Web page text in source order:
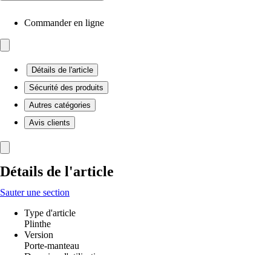
Commander en ligne
Détails de l'article
Sécurité des produits
Autres catégories
Avis clients
Détails de l'article
Sauter une section
Type d'article
Plinthe
Version
Porte-manteau